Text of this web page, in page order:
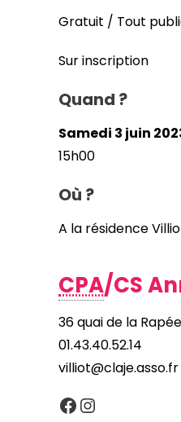
Gratuit / Tout
Sur inscription
Quand ?
Samedi 3 juin
15h00
Où ?
A la résidence
CPA/CS
36 quai de la
01.43.40.52.14
villiot@claje.asso.fr
Facebook
Instagram